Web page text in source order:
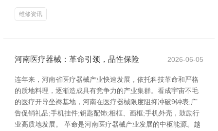
维修资讯
河南医疗器械：革命引颈，品性保险 2026-06-05
连年来，河南省医疗器械产业快速发展，依托科技革命和严格
的质地料理，逐渐造成具有竞争力的产业集群。看成宇宙不毛
的医疗开导坐褥基地，河南在医疗器械限度阻抑冲破9钟表;广
告促销礼品;手机挂件;钥匙配饰;相框、画框;手机外壳，鼓励行
业高质地发展。 革命是河南医疗器械产业发展的中枢能源。越